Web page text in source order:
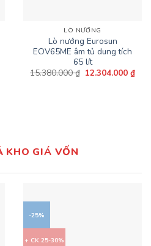
LÒ NƯỚNG
Lò nướng Eurosun
EOV65ME âm tủ dung tích
65 lít
15.380.000₫ Giá
12.304.000₫Giá
KHO GIÁ VỐN
-25%
+ CK 25-30%